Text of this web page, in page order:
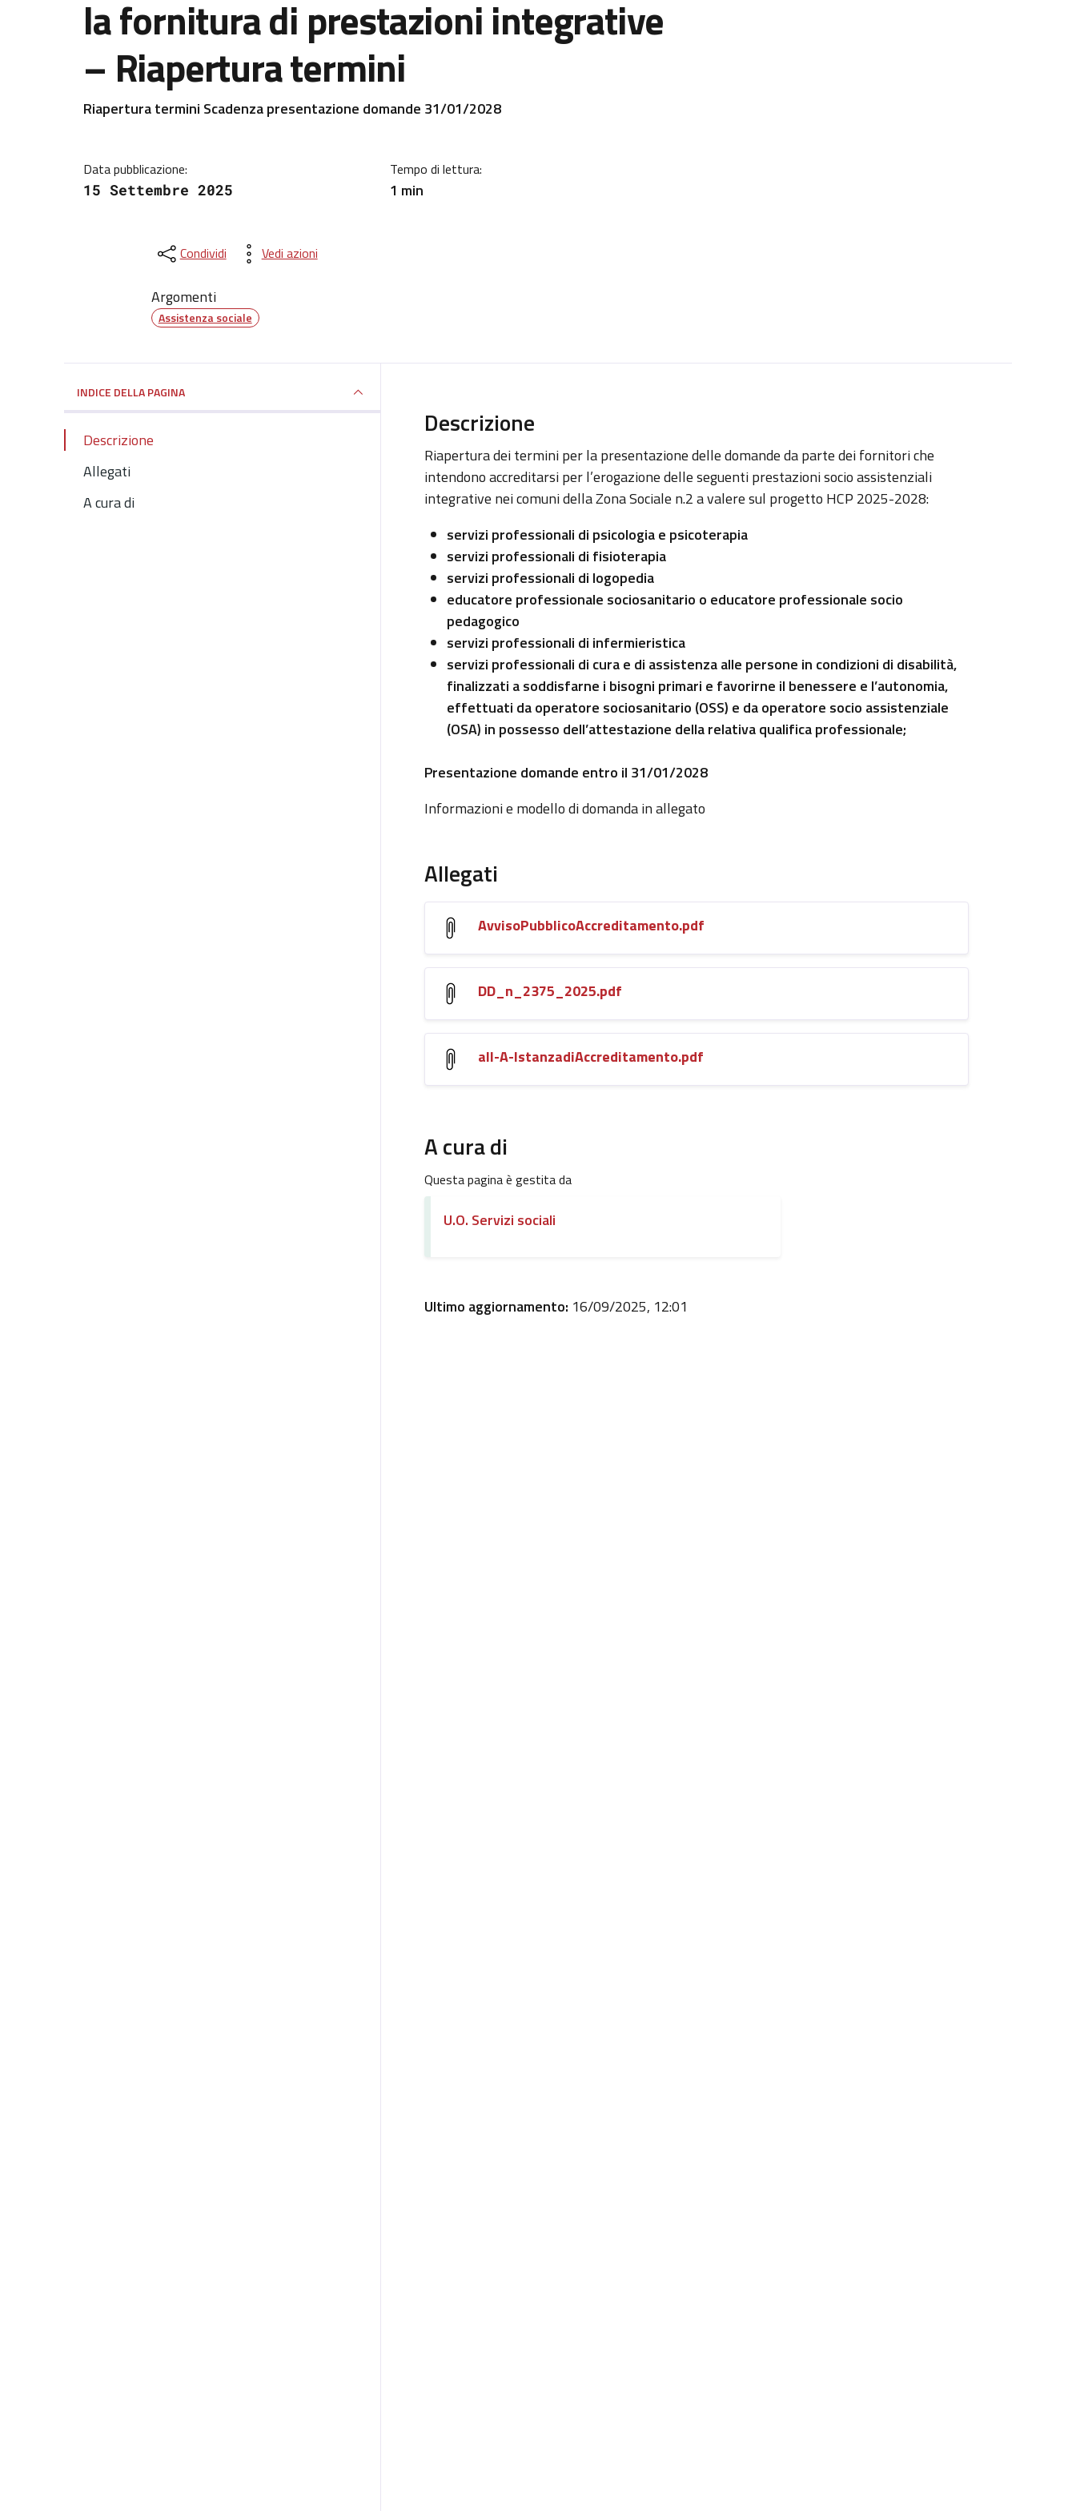
la fornitura di prestazioni integrative
– Riapertura termini
Dettagli della notizia
Riapertura termini Scadenza presentazione domande 31/01/2028
Data pubblicazione:
15 Settembre 2025
Tempo di lettura:
1 min
Condividi Vedi azioni
Argomenti
Assistenza sociale
INDICE DELLA PAGINA
Descrizione
Allegati
A cura di
Descrizione
Riapertura dei termini per la presentazione delle domande da parte dei fornitori che
intendono accreditarsi per l’erogazione delle seguenti prestazioni socio assistenziali
integrative nei comuni della Zona Sociale n.2 a valere sul progetto HCP 2025-2028:
servizi professionali di psicologia e psicoterapia
servizi professionali di fisioterapia
servizi professionali di logopedia
educatore professionale sociosanitario o educatore professionale socio
pedagogico
servizi professionali di infermieristica
servizi professionali di cura e di assistenza alle persone in condizioni di disabilità,
finalizzati a soddisfarne i bisogni primari e favorirne il benessere e l’autonomia,
effettuati da operatore sociosanitario (OSS) e da operatore socio assistenziale
(OSA) in possesso dell’attestazione della relativa qualifica professionale;
Presentazione domande entro il 31/01/2028
Informazioni e modello di domanda in allegato
Allegati
AvvisoPubblicoAccreditamento.pdf
DD_n_2375_2025.pdf
all-A-IstanzadiAccreditamento.pdf
A cura di
Questa pagina è gestita da
U.O. Servizi sociali
Ultimo aggiornamento: 16/09/2025, 12:01